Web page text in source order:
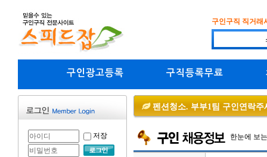
구인구직 직거래
구인광고등록 구직등록무료
저장
펜션청소. 부부1팀 구인연락주
한눈에 보